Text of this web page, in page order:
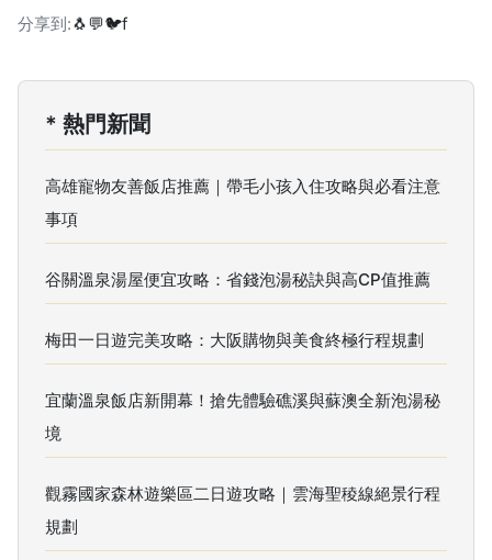
分享到:🐧💬🐦f
* 熱門新聞
高雄寵物友善飯店推薦｜帶毛小孩入住攻略與必看注意
事項
谷關溫泉湯屋便宜攻略：省錢泡湯秘訣與高CP值推薦
梅田一日遊完美攻略：大阪購物與美食終極行程規劃
宜蘭溫泉飯店新開幕！搶先體驗礁溪與蘇澳全新泡湯秘
境
觀霧國家森林遊樂區二日遊攻略｜雲海聖稜線絕景行程
規劃